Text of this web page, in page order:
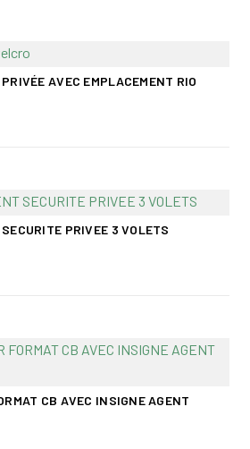
AVEC EMPLACEMENT RIO
PRIVEE 3 VOLETS
CB AVEC INSIGNE AGENT